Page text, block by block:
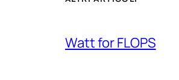
Watt for FLOPS